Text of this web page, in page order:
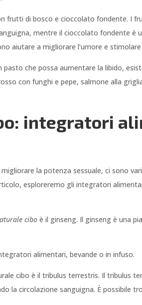
frutti di bosco e cioccolato fondente. I
mentre il cioccolato fondente
aiutare a migliorare l’umore e stimolare
che possa aumentare la libido,
con funghi e pepe, salmone alla
integratori
la potenza sessuale, ci sono
esploreremo gli integratori
cibo è il ginseng. Il ginseng è una
alimentari, bevande o in infuso.
cibo è il tribulus terrestris. Il tribulus
la circolazione sanguigna. È possibile